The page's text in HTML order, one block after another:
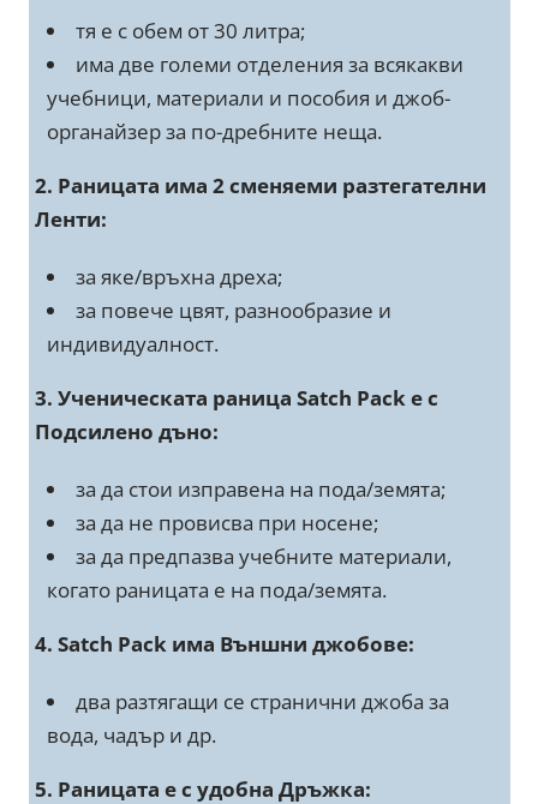
тя е с обем от 30 литра;
има две големи отделения за всякакви
учебници, материали и пособия и джоб-
органайзер за по-дребните неща.
2. Раницата има 2 сменяеми разтегателни
Ленти:
за яке/връхна дреха;
за повече цвят, разнообразие и
индивидуалност.
3. Ученическата раница Satch Pack е с
Подсилено дъно:
за да стои изправена на пода/земята;
за да не провисва при носене;
за да предпазва учебните материали,
когато раницата е на пода/земята.
4. Satch Pack има Външни джобове:
два разтягащи се странични джоба за
вода, чадър и др.
5. Раницата е с удобна Дръжка: